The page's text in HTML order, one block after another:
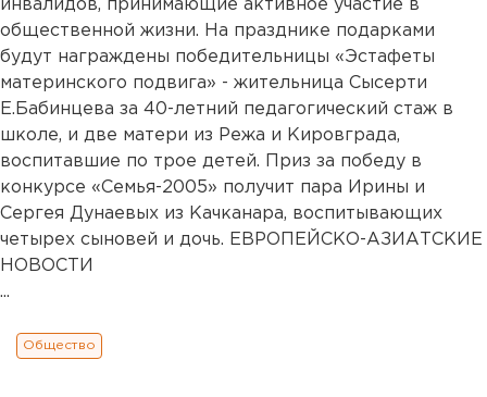
инвалидов, принимающие активное участие в
общественной жизни. На празднике подарками
будут награждены победительницы «Эстафеты
материнского подвига» - жительница Сысерти
Е.Бабинцева за 40-летний педагогический стаж в
школе, и две матери из Режа и Кировграда,
воспитавшие по трое детей. Приз за победу в
конкурсе «Семья-2005» получит пара Ирины и
Сергея Дунаевых из Качканара, воспитывающих
четырех сыновей и дочь. ЕВРОПЕЙСКО-АЗИАТСКИЕ
НОВОСТИ
...
Общество